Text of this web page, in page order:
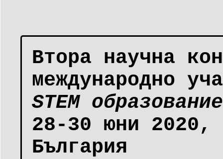
Втора научнa
международно
STEM
28-30 юни 2020,
България